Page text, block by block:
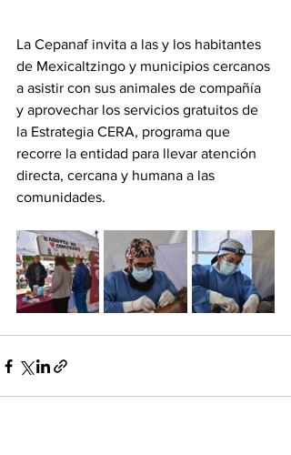
La Cepanaf invita a las y los habitantes
de Mexicaltzingo y municipios cercanos
a asistir con sus animales de compañía
y aprovechar los servicios gratuitos de
la Estrategia CERA, programa que
recorre la entidad para llevar atención
directa, cercana y humana a las
comunidades.